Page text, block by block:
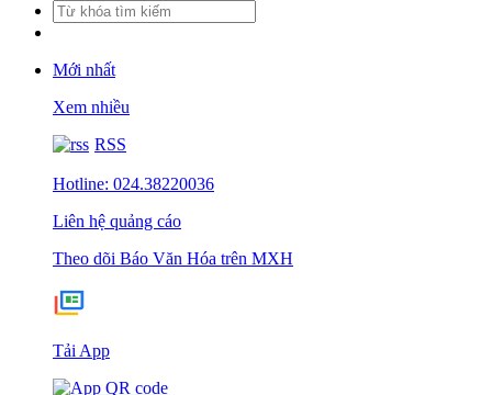
Mới nhất
Xem nhiều
RSS
Hotline: 024.38220036
Liên hệ quảng cáo
Theo dõi Báo Văn Hóa trên MXH
Tải App